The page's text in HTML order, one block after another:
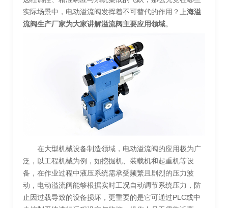
实际场景中，电动溢流阀发挥着不可替代的作用？上海溢
流阀生产厂家为大家讲解溢流阀主要应用领域。
在大型机械设备制造领域，电动溢流阀的应用极为广
泛，以工程机械为例，如挖掘机、装载机和起重机等设
备，在作业过程中液压系统需承受频繁且剧烈的压力波
动，电动溢流阀能够根据实时工况自动调节系统压力，防
止因过载导致的设备损坏，更重要的是它可通过PLC或中